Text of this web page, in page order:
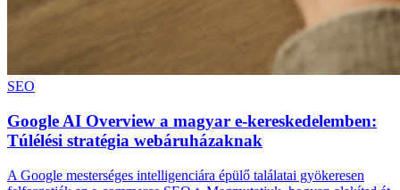
SEO
Google AI Overview a magyar e-kereskedelemben:
Túlélési stratégia webáruházaknak
A Google mesterséges intelligenciára épülő találatai gyökeresen